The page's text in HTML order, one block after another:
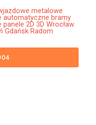
Chojna
2D Panele